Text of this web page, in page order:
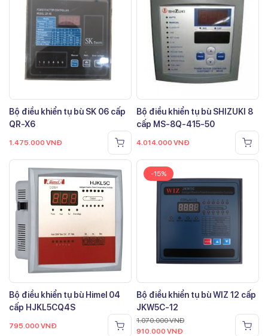
Bộ điều khiển tụ bù SK 06 cấp
QR-X6
1.475.000 VNĐ
Bộ điều khiển tụ bù SHIZUKI 8
cấp MS-8Q-415-50
4.014.000 VNĐ
Bộ điều khiển tụ bù Himel 04
cấp HJKL5CQ4S
795.000 VNĐ
-15%
Bộ điều khiển tụ bù WIZ 12 cấp
JKW5C-12
1.070.000VNĐ
910.000 VNĐ